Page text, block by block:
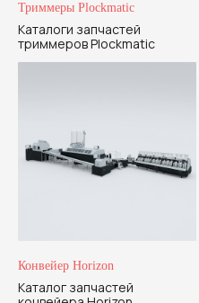
Триммеры Plockmatic
Каталоги запчастей
триммеров Plockmatic
Конвейер Horizon
Каталог запчастей